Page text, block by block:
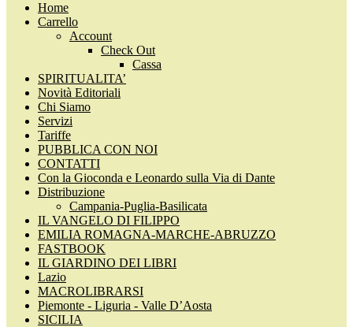
Home
Carrello
Account
Check Out
Cassa
SPIRITUALITA’
Novità Editoriali
Chi Siamo
Servizi
Tariffe
PUBBLICA CON NOI
CONTATTI
Con la Gioconda e Leonardo sulla Via di Dante
Distribuzione
Campania-Puglia-Basilicata
IL VANGELO DI FILIPPO
EMILIA ROMAGNA-MARCHE-ABRUZZO
FASTBOOK
IL GIARDINO DEI LIBRI
Lazio
MACROLIBRARSI
Piemonte - Liguria - Valle D’Aosta
SICILIA